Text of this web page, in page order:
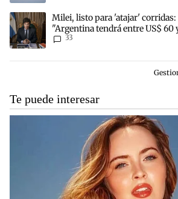
Un artículo de tendencia con el título
Milei, listo para 'atajar' corridas:
"Argentina tendrá entre US$
33